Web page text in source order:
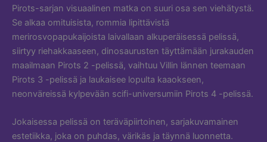
Pirots-sarjan visuaalinen matka on suuri osa sen viehätystä.
Se alkaa omituisista, rommia lipittävistä
merirosvopapukaijoista laivallaan alkuperäisessä pelissä,
siirtyy riehakkaaseen, dinosaurusten täyttämään jurakauden
maailmaan Pirots 2 -pelissä, vaihtuu Villin lännen teemaan
Pirots 3 -pelissä ja laukaisee lopulta kaaokseen,
neonväreissä kylpevään scifi-universumiin Pirots 4 -pelissä.
Jokaisessa pelissä on teräväpiirtoinen, sarjakuvamainen
estetiikka, joka on puhdas, värikäs ja täynnä luonnetta.